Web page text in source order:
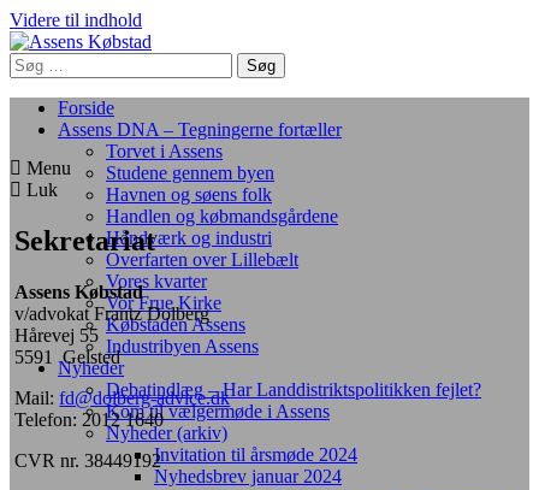
Videre til indhold
Forside
Assens DNA – Tegningerne fortæller
Torvet i Assens
Studene gennem byen
Havnen og søens folk
Handlen og købmandsgårdene
Håndværk og industri
Overfarten over Lillebælt
Vores kvarter
Vor Frue Kirke
Købstaden Assens
Industribyen Assens
Nyheder
Debatindlæg – Har Landdistriktspolitikken fejlet?
Kom til vælgermøde i Assens
Nyheder (arkiv)
Invitation til årsmøde 2024
Nyhedsbrev januar 2024
Menu
Luk
Sekretariat
Assens Købstad
v/advokat Frantz Dolberg
Hårevej 55
5591 Gelsted
Mail:fd@dolberg-advice.dk
Telefon: 2012 1640
CVR nr. 38449192